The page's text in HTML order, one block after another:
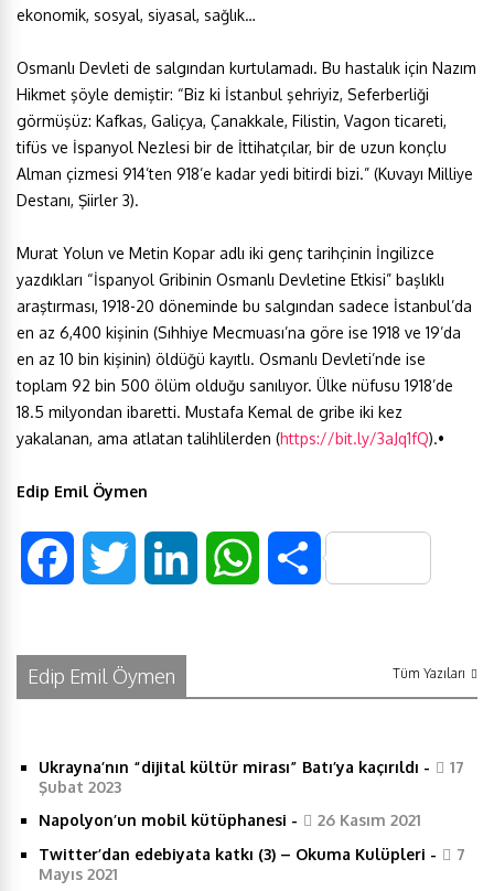
ekonomik, sosyal, siyasal, sağlık…
Osmanlı Devleti de salgından kurtulamadı. Bu hastalık için Nazım
Hikmet şöyle demiştir: “Biz ki İstanbul şehriyiz, Seferberliği
görmüşüz: Kafkas, Galiçya, Çanakkale, Filistin, Vagon ticareti,
tifüs ve İspanyol Nezlesi bir de İttihatçılar, bir de uzun konçlu
Alman çizmesi 914’ten 918’e kadar yedi bitirdi bizi.” (Kuvayı Milliye
Destanı, Şiirler 3).
Murat Yolun ve Metin Kopar adlı iki genç tarihçinin İngilizce
yazdıkları “İspanyol Gribinin Osmanlı Devletine Etkisi” başlıklı
araştırması, 1918-20 döneminde bu salgından sadece İstanbul’da
en az 6,400 kişinin (Sıhhiye Mecmuası’na göre ise 1918 ve 19’da
en az 10 bin kişinin) öldüğü kayıtlı. Osmanlı Devleti’nde ise
toplam 92 bin 500 ölüm olduğu sanılıyor. Ülke nüfusu 1918’de
18.5 milyondan ibaretti. Mustafa Kemal de gribe iki kez
yakalanan, ama atlatan talihlilerden (https://bit.ly/3aJq1fQ).•
Edip Emil Öymen
c
b
o
o
t
e
e
d
s
A
S
e
Edip Emil Öymen Tüm Yazıları
Ukrayna’nın “dijital kültür mirası” Batı’ya kaçırıldı -
17
Şubat 2023
Napolyon’un mobil kütüphanesi -
26 Kasım 2021
Twitter’dan edebiyata katkı (3) – Okuma Kulüpleri -
7
Mayıs 2021